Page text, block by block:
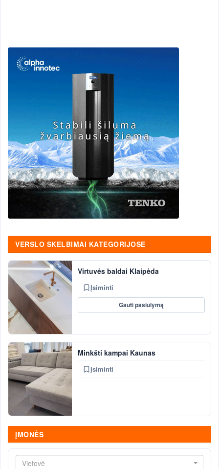
VERSLO SKELBIMAI KATEGORIJOSE
Virtuvės baldai Klaipėda
Įsiminti
Gauti pasiūlymą
Minkšti kampai Kaunas
Įsiminti
ĮMONĖS
Vietovė